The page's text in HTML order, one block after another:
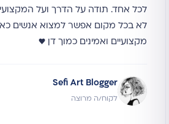
לכל אחד. תודה על הדרך ועל
לא בכל מקום אפשר למצוא אנשים
מקצועיים ואמינים כמוך דן ♥
Sefi Art Blogger
לקוח/ה מרוצה